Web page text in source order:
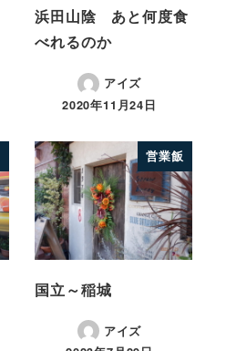
浜田山陰 あと何度食
べれるのか
アイズ
2020年11月24日
営業飯
国立～稲城
アイズ